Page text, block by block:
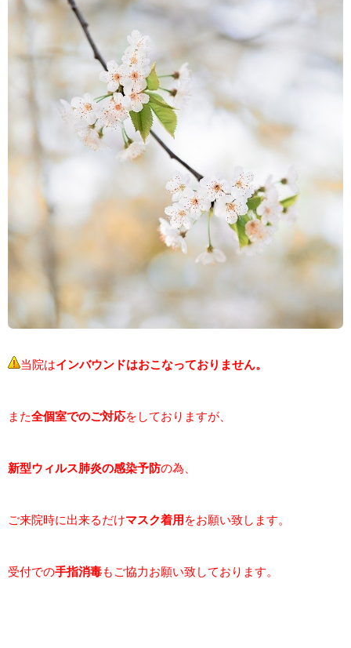
当院はインバウンドはおこなっておりません。
また全個室でのご対応をしておりますが、
新型ウィルス肺炎の感染予防の為、
ご来院時に出来るだけマスク着用 をお願い致します。
受付での手指消毒もご協力お願い致しております。